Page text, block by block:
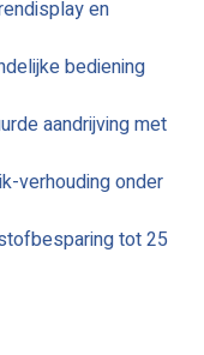
en
bediening
aandrijving met
verhouding onder
tot 25